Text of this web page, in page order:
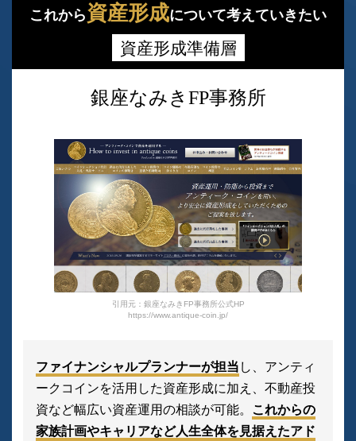
これから資産形成について考えていきたい
資産形成準備層
銀座なみきFP事務所
引用元：銀座なみきFP事務所公式HP
https://www.antique-coin.jp/
ファイナンシャルプランナーが担当 し、アンティ
ークコインを活用した資産形成に加え、不動産投
資など幅広い資産運用の相談が可能。
これからの
家族計画やキャリアなど人生全体を見据えたアド